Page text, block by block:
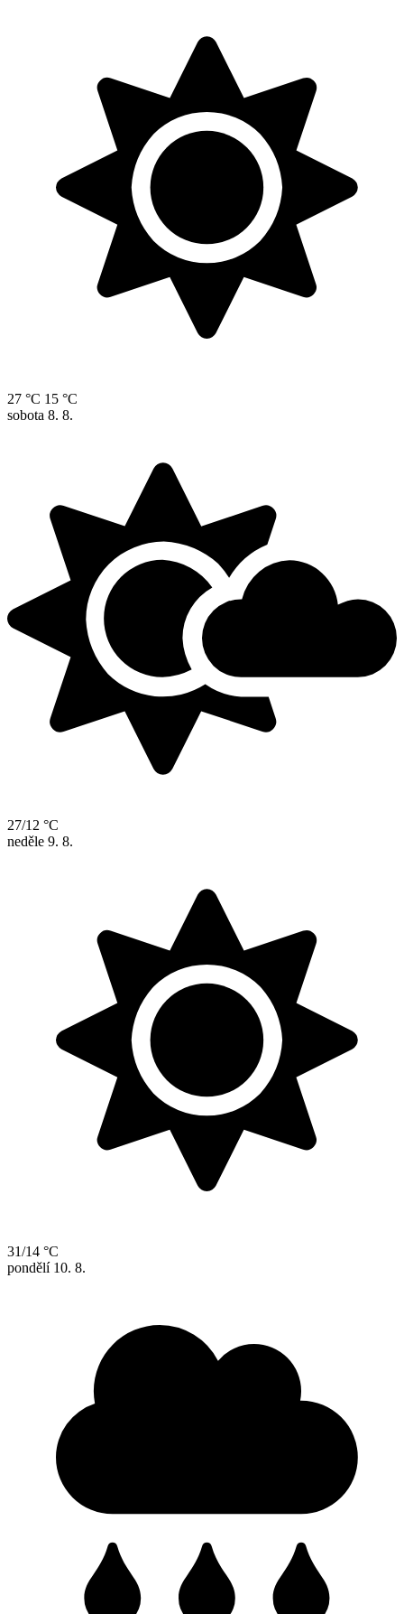
27 °C 15 °C
sobota 8. 8.
27/12 °C
neděle 9. 8.
31/14 °C
pondělí 10. 8.